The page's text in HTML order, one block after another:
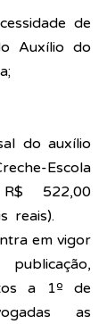
de
Auxílio do
do auxílio
Escola
522,00
reais).
em vigor
a 1º de
as